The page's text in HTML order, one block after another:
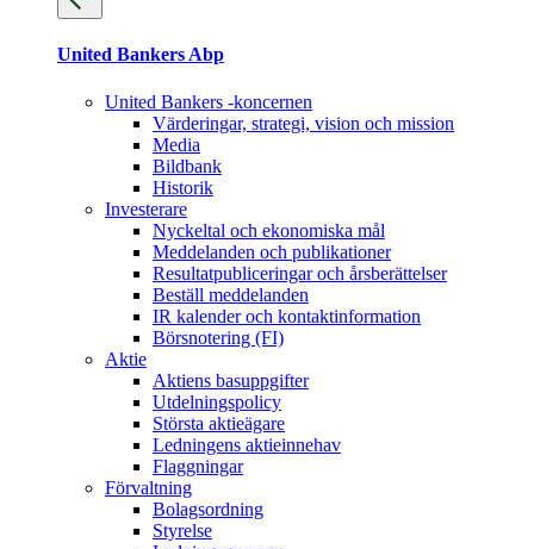
United Bankers Abp
United Bankers -koncernen
Värderingar, strategi, vision och mission
Media
Bildbank
Historik
Investerare
Nyckeltal och ekonomiska mål
Meddelanden och publikationer
Resultatpubliceringar och årsberättelser
Beställ meddelanden
IR kalender och kontaktinformation
Börsnotering (FI)
Aktie
Aktiens basuppgifter
Utdelningspolicy
Största aktieägare
Ledningens aktieinnehav
Flaggningar
Förvaltning
Bolagsordning
Styrelse